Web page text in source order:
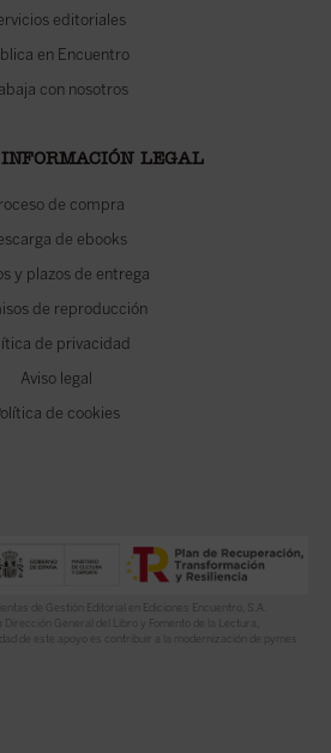
editoriales
en Encuentro
con nosotros
LEGAL
de compra
de ebooks
y plazos de entrega
de reproducción
de privacidad
Aviso legal
de cookies
de Gestión Editorial en Ediciones Encuentro, S.A.
Dirección General del Libro y Fomento de la Lectura,
de este apoyo es contribuir a la modernización de pymes